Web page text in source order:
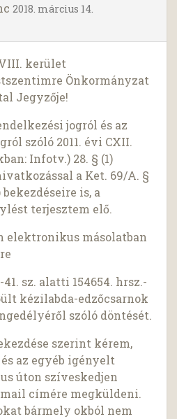
2018. március 14.
kerület
Önkormányzat
Jegyzője!
jogról és az
szóló 2011. évi CXII.
Infotv.) 28. § (1)
a Ket. 69/A. §
bekezdéseire is, a
terjesztem elő.
elektronikus másolatban
sz. alatti 154654. hrsz.-
kézilabda-edzőcsarnok
szóló döntését.
szerint kérem,
az egyéb igényelt
úton szíveskedjen
címére megküldeni.
bármely okból nem